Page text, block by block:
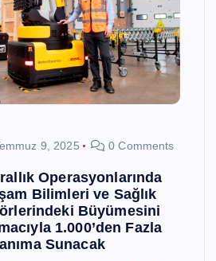
9, 2025 0 Comments
Operasyonlarında
Bilimleri ve Sağlık
Büyümesini
1.000’den Fazla
Sunacak